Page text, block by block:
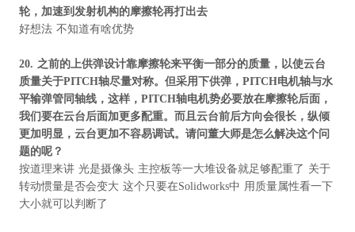
轮，加速到发射机构的摩擦轮再打出去
好想法 不知道有啥优势
20. 之前的上供弹设计靠摩擦轮来平衡一部分的质量，以使云台
质量关于PITCH轴尽量对称。但采用下供弹， PITCH电机轴与水
平输弹管同轴线，这样， PITCH轴电机势必要放在摩擦轮后面，
我们要在云台后面加更多配重。而且云台前后方向会很长，纵倾
更加明显，云台更加不容易调试。请问董大师是怎么解决这个问
题的呢？
按道理来讲 光是摄像头 主控板等一大堆设备就足够配重了 关于
转动惯量是否会变大 这个只要在Solidworks中 用质量属性看一下
大小就可以判断了